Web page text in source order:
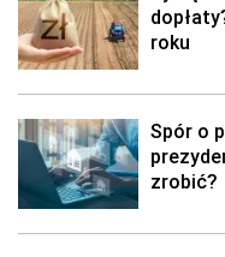
roku
Spór o
zrobić?